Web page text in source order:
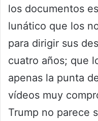
los documentos
lunático que los
para dirigir sus
cuatro años; que
apenas la punta
vídeos muy
Trump no parece